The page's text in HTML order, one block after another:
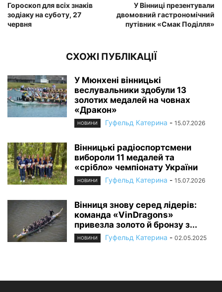
Гороскоп для всіх знаків
зодіаку на суботу, 27
червня
У Вінниці презентували
двомовний гастрономічний
путівник «Смак Поділля»
СХОЖІ ПУБЛІКАЦІЇ
У Мюнхені вінницькі
веслувальники здобули 13
золотих медалей на човнах
«Дракон»
НОВИНИ Гуфельд Катерина - 15.07.2026
Вінницькі радіоспортсмени
вибороли 11 медалей та
«срібло» чемпіонату України
НОВИНИ Гуфельд Катерина - 15.07.2026
Вінниця знову серед лідерів:
команда «VinDragons»
привезла золото й бронзу з...
НОВИНИ Гуфельд Катерина - 02.05.2025